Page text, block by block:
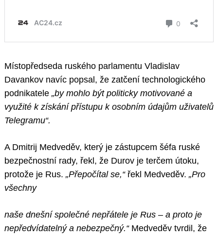
Místopředseda ruského parlamentu Vladislav
Davankov navíc popsal, že zatčení technologického
podnikatele „by mohlo být politicky motivované a
využité k získání přístupu k osobním údajům uživatelů
Telegramu“.
A Dmitrij Medveděv, který je zástupcem šéfa ruské
bezpečnostní rady, řekl, že Durov je terčem útoku,
protože je Rus. „Přepočítal se,“ řekl Medveděv. „Pro
všechny
naše dnešní společné nepřátele je Rus – a proto je
nepředvídatelný a nebezpečný.“Medveděv tvrdil, že